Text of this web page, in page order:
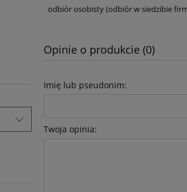
odbiór osobisty(odbiór w siedzibie
Opinie o produkcie (0)
Imię lub pseudonim:
Twoja opinia: